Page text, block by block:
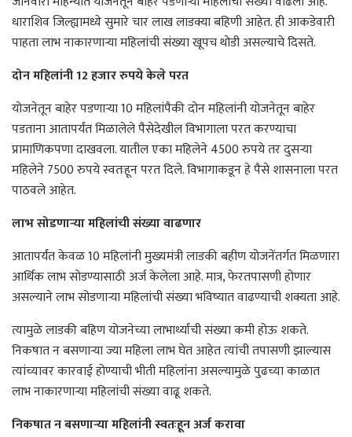
धाराशिव जिल्ह्यामध्ये सुमारे चार लाख लाडक्या बहिणी आहेत. ही आकडेवारी
पाहता लाभ नाकारणार्‍या महिलांची संख्या खूपच थोडी असल्याचे दिसते.
दोन महिलांनी 12 हजार रुपये केले परत
योजनेतून बाहेर पडणार्‍या 10 महिलांपैकी दोन महिलांनी योजनेतून बाहेर
पडताना आतापर्यंत मिळालेले पैसेदेखील विभागाला परत करण्याचा
प्रामाणिकपणा दाखवला. यातील एका महिलेने 4500 रुपये तर दुसर्‍या
महिलेने 7500 रुपये स्वतःहून परत दिले. विभागाकडून हे पैसे शासनाला परत
पाठवले आहेत.
लाभ सोडणार्‍या महिलांची संख्या वाढणार
आतापर्यंत केवळ 10 महिलांनी मुख्यमंत्री लाडकी बहीण योजनेंतर्गत मिळणारा
आर्थिक लाभ सोडण्यासाठी अर्ज केलेला आहे. मात्र, फेरतपासणी होणार
असल्याने लाभ सोडणार्‍या महिलांची संख्या भविष्यात वाढण्याची शक्यता आहे.
त्यामुळे लाडकी बहिण योजनेच्या लाभार्थ्यांची संख्या कमी होऊ शकते.
निकषात न बसणार्‍या ज्या महिला लाभ घेत आहेत त्यांची तपासणी झाल्यास
त्यांच्यावर कारवाई होण्याची भीती महिलांना असल्यामुळे पुढच्या काळात
लाभ नाकारणार्‍या महिलांची संख्या वाढू शकते.
निकषात न बसणार्‍या महिलांनी स्वतःहून अर्ज करावा